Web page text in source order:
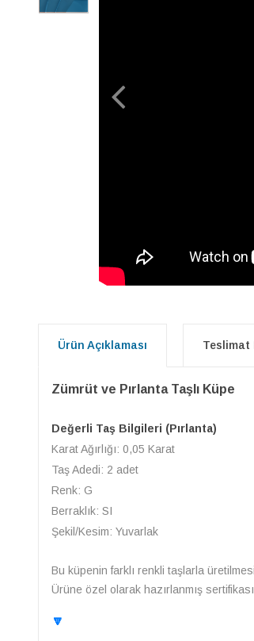
Ürün Açıklaması Teslimat
Zümrüt ve Pırlanta Taşlı Küpe
Değerli Taş Bilgileri (Pırlanta)
Karat Ağırlığı: 0,05 Karat
Taş Adedi: 2 adet
Renk: G
Berraklık: SI
Şekil/Kesim: Yuvarlak
Bu küpenin farklı renkli taşlarla
Ürüne özel olarak hazırlanmış
🔽